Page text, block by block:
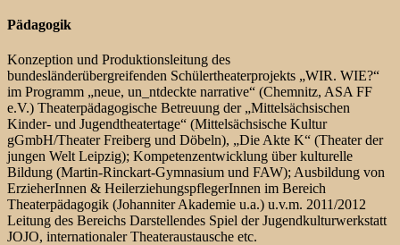
Pädagogik
Konzeption und Produktionsleitung des
bundesländerübergreifenden Schülertheaterprojekts „WIR. WIE?“
im Programm „neue, un_ntdeckte narrative“ (Chemnitz, ASA FF
e.V.) Theaterpädagogische Betreuung der „Mittelsächsischen
Kinder- und Jugendtheatertage“ (Mittelsächsische Kultur
gGmbH/Theater Freiberg und Döbeln), „Die Akte K“ (Theater der
jungen Welt Leipzig); Kompetenzentwicklung über kulturelle
Bildung (Martin-Rinckart-Gymnasium und FAW); Ausbildung von
ErzieherInnen & HeilerziehungspflegerInnen im Bereich
Theaterpädagogik (Johanniter Akademie u.a.) u.v.m. 2011/2012
Leitung des Bereichs Darstellendes Spiel der Jugendkulturwerkstatt
JOJO, internationaler Theateraustausche etc.